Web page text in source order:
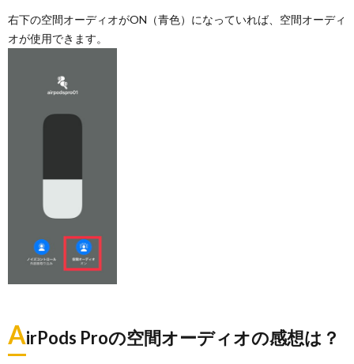
右下の空間オーディオがON（青色）になっていれば、空間オーディ
オが使用できます。
AirPods Proの空間オーディオの感想は？